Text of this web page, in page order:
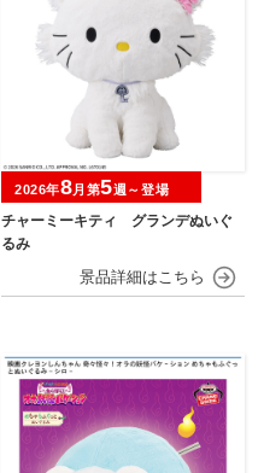
チャーミーキティ グランデぬいぐ
るみ
2026年8月第5週～登場